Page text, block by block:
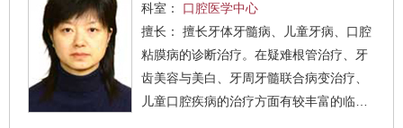
科室： 口腔医学中心
擅长： 擅长牙体牙髓病、儿童牙病、口腔
粘膜病的诊断治疗。在疑难根管治疗、牙
齿美容与美白、牙周牙髓联合病变治疗、
儿童口腔疾病的治疗方面有较丰富的临床